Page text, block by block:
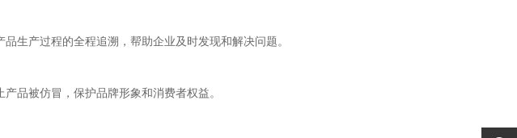
生产过程的全程追溯，帮助企业及时发现和解决问题。
品被仿冒，保护品牌形象和消费者权益。